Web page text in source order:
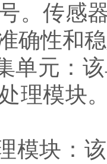
。传感
确性和
元：该
理模块
块：该